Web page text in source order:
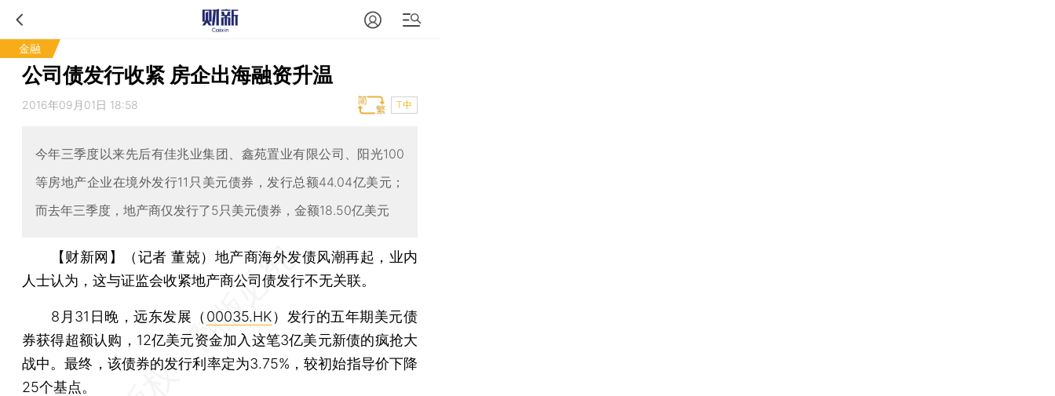
金融
公司债发行收紧 房企出海融资升温
2016年09月01日 18:58 T中
今年三季度以来先后有佳兆业集团、鑫苑置业有限公司、阳光100
等房地产企业在境外发行11只美元债券，发行总额44.04亿美元；
而去年三季度，地产商仅发行了5只美元债券，金额18.50亿美元
【财新网】（记者 董兢） 地产商海外发债风潮再起，业内
人士认为，这与证监会收紧地产商公司债发行不无关联。
8月31日晚，远东发展（ 00035.HK）发行的五年期美元债
券获得超额认购，12亿美元资金加入这笔3亿美元新债的疯抢大
战中。最终，该债券的发行利率定为3.75%，较初始指导价下降
25个基点。